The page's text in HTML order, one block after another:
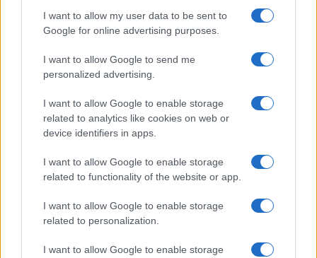
I want to allow my user data to be sent to
Google for online advertising purposes.
I want to allow Google to send me
personalized advertising.
I want to allow Google to enable storage
related to analytics like cookies on web or
device identifiers in apps.
I want to allow Google to enable storage
related to functionality of the website or app.
I want to allow Google to enable storage
related to personalization.
I want to allow Google to enable storage
ChargePoint, que fornece infraestrutura verde.
AUTOR
Giorgia Stromeo